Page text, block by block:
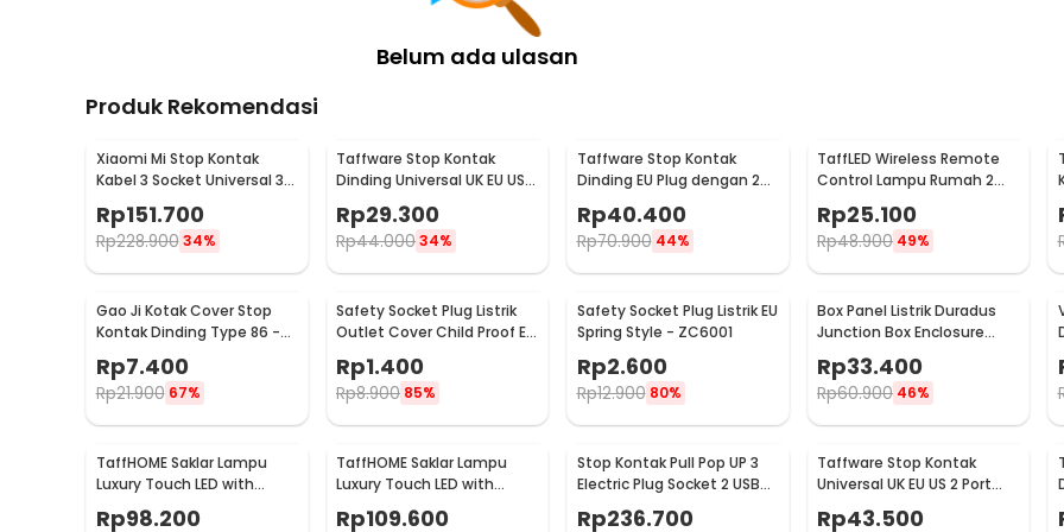
Belum ada ulasan
Produk Rekomendasi
Xiaomi Mi Stop Kontak
Kabel 3 Socket Universal 3
XMCXB01QMN (ORIGINAL)
Rp151.700
Rp228.900 34%
Taffware Stop Kontak
Dinding Universal UK EU US
dan 2 USB Port - ATH1
Rp29.300
Rp44.00034%
Taffware Stop Kontak
Dinding EU Plug dengan 2
Rp40.400
Rp70.900 44%
TaffLED Wireless Remote
Control Lampu Rumah 2
Rp25.100
Rp48.900 49%
Gao Ji Kotak Cover Stop
Kontak Dinding Type 86 -
Rp7.400
Rp21.900 67%
Safety Socket Plug Listrik
Outlet Cover Child Proof EU
Rp1.400
Rp8.900 85%
Safety Socket Plug Listrik EU
Spring Style - ZC6001
Rp2.600
Rp12.900 80%
Box Panel Listrik Duradus
Junction Box Enclosure
Waterproof 158x90mm -
B1589
Rp33.400
Rp60.900 46%
TaffHOME Saklar Lampu
Luxury Touch LED with
Remote 2 Gang - XJG-
DH001
Rp98.200
TaffHOME Saklar Lampu
Luxury Touch LED with
Remote 3 Gang - XJG-
DH001
Rp109.600
Stop Kontak Pull Pop UP 3
Electric Plug Socket 2 USB
Port EU - PDU
Rp236.700
Taffware Stop Kontak
Universal UK EU US 2 Port
USB On Off Switch - LC-20
Rp43.500